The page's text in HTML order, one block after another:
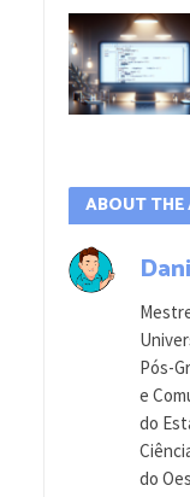
ABOUT THE
Pós-
e
do
do